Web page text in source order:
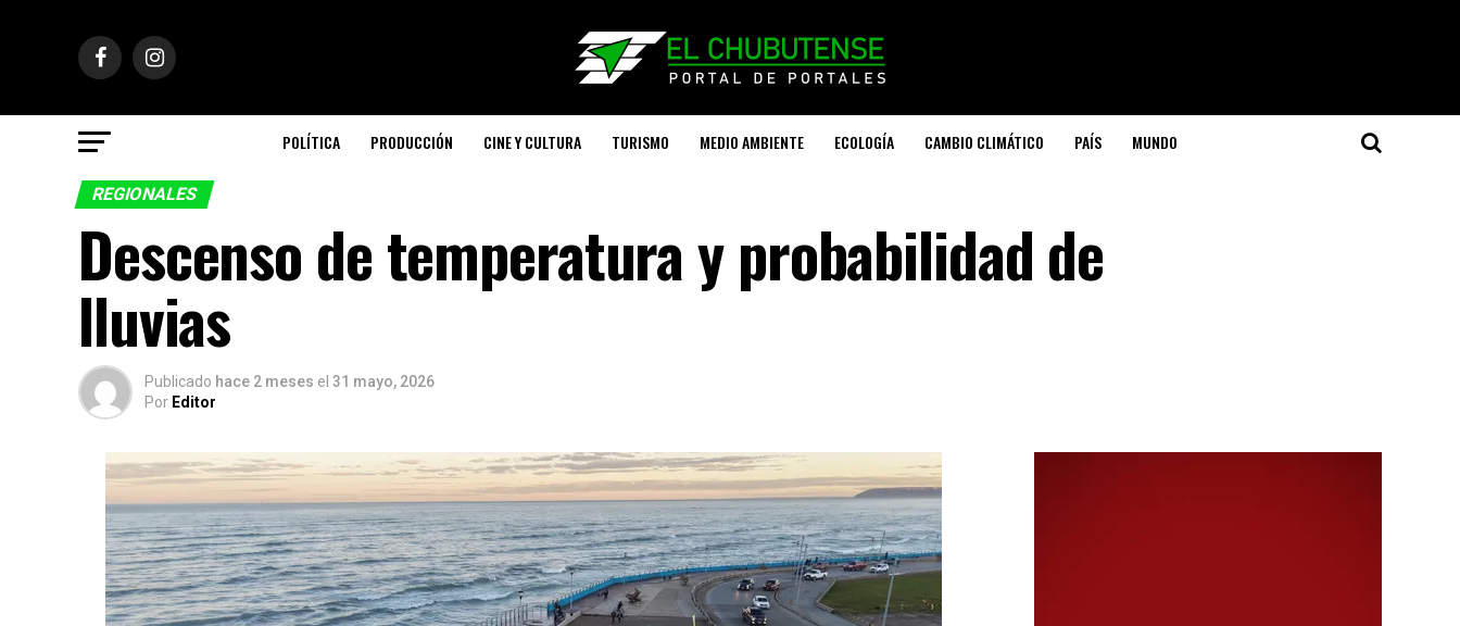
POLÍTICA PRODUCCIÓN CINE Y CULTURA TURISMO MEDIO AMBIENTE ECOLOGÍA CAMBIO CLIMÁTICO PAÍS MUNDO
REGIONALES
Descenso de temperatura y probabilidad de
lluvias
Publicado hace 2 meses el 31 mayo, 2026
Por Editor